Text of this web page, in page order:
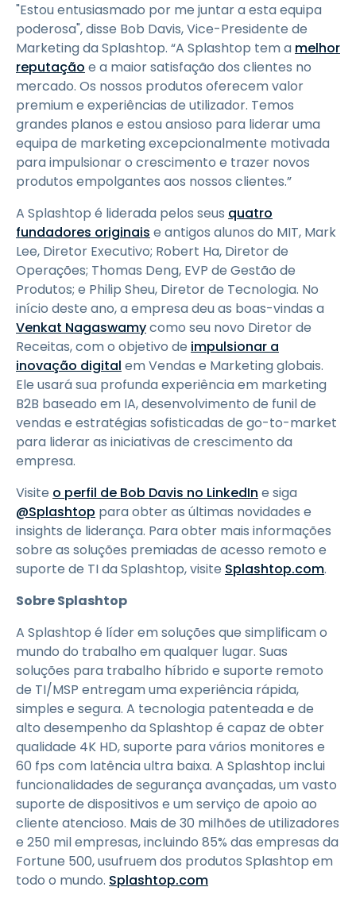
"Estou entusiasmado por me juntar a esta equipa
poderosa", disse Bob Davis, Vice-Presidente de
Marketing da Splashtop. “A Splashtop tem a melhor
reputação e a maior satisfação dos clientes no
mercado. Os nossos produtos oferecem valor
premium e experiências de utilizador. Temos
grandes planos e estou ansioso para liderar uma
equipa de marketing excepcionalmente motivada
para impulsionar o crescimento e trazer novos
produtos empolgantes aos nossos clientes.”
A Splashtop é liderada pelos seus quatro
fundadores originais e antigos alunos do MIT, Mark
Lee, Diretor Executivo; Robert Ha, Diretor de
Operações; Thomas Deng, EVP de Gestão de
Produtos; e Philip Sheu, Diretor de Tecnologia. No
início deste ano, a empresa deu as boas-vindas a
Venkat Nagaswamycomo seu novo Diretor de
Receitas, com o objetivo de impulsionar a
inovação digital em Vendas e Marketing globais.
Ele usará sua profunda experiência em marketing
B2B baseado em IA, desenvolvimento de funil de
vendas e estratégias sofisticadas de go-to-market
para liderar as iniciativas de crescimento da
empresa.
Visite o perfil de Bob Davis no LinkedIn e siga
@Splashtop para obter as últimas novidades e
insights de liderança. Para obter mais informações
sobre as soluções premiadas de acesso remoto e
suporte de TI da Splashtop, visite Splashtop.com.
Sobre Splashtop
A Splashtop é líder em soluções que simplificam o
mundo do trabalho em qualquer lugar. Suas
soluções para trabalho híbrido e suporte remoto
de TI/MSP entregam uma experiência rápida,
simples e segura. A tecnologia patenteada e de
alto desempenho da Splashtop é capaz de obter
qualidade 4K HD, suporte para vários monitores e
60 fps com latência ultra baixa. A Splashtop inclui
funcionalidades de segurança avançadas, um vasto
suporte de dispositivos e um serviço de apoio ao
cliente atencioso. Mais de 30 milhões de utilizadores
e 250 mil empresas, incluindo 85% das empresas da
Fortune 500, usufruem dos produtos Splashtop em
todo o mundo. Splashtop.com